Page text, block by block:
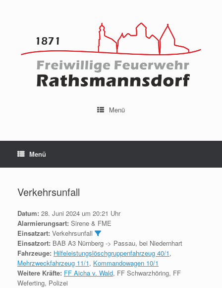
Menü
Menü
Verkehrsunfall
Datum: 28. Juni 2024 um 20:21 Uhr
Alarmierungsart: Sirene & FME
Einsatzart: Verkehrsunfall
Einsatzort: BAB A3 Nürnberg -> Passau, bei Niedernhart
Fahrzeuge: Hilfeleistungslöschgruppenfahrzeug 40/1,
Mehrzweckfahrzeug 11/1, Kommandowagen 10/1
Weitere Kräfte: FF Aicha v. Wald, FF Schwarzhöring, FF
Weferting, Polizei